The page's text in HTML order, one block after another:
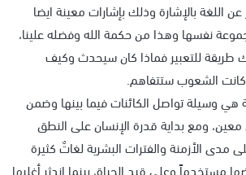
اللغة بالإشارة وذلك بإشارات معينة ايضا
نفسها وهذا من حكمة الله وفضله علينا،
طريقة للتعبير فماذا كان سيحدث وكيف
الشعوب ستتفاهم.
هي وسيلة تواصل الكائنات فيما بينها وضمن
ومع بداية قدرة الإنسان على النطق
مدى الأزمنة والفترات البشرية لغاتٌ كثيرة
مستخدماً وعلى قيد الحياة، بينما اندثر أغلبها